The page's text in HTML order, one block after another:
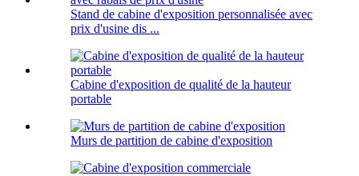
Stand de cabine d'exposition personnalisée avec
prix d'usine dis ...
Cabine d'exposition de qualité de la hauteur
portable
Murs de partition de cabine d'exposition